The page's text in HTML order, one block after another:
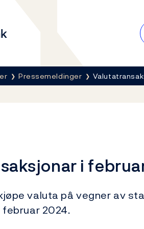
Pressemeldinger
i
valuta på vegner av
februar 2024.